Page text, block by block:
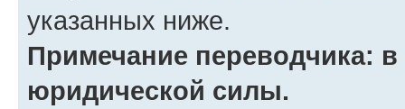
указанных ниже.
Примечание переводчика:
юридической силы.